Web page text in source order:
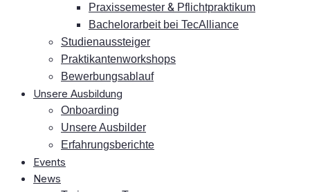
Pra­xis­se­mes­ter & Pflichtpraktikum
Ba­che­lor­ar­beit bei TecAlliance
Stu­di­en­aus­stei­ger
Prak­ti­kan­ten­work­shops
Be­wer­bungs­ab­lauf
Un­se­re Ausbildung
On­boar­ding
Un­se­re Ausbilder
Er­fah­rungs­be­rich­te
Events
News